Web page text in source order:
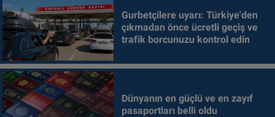
Gurbetçilere uyarı: Türkiye'den
çıkmadan önce ücretli geçiş ve
trafik borcunuzu kontrol edin
Dünyanın en güçlü ve en zayıf
pasaportları belli oldu